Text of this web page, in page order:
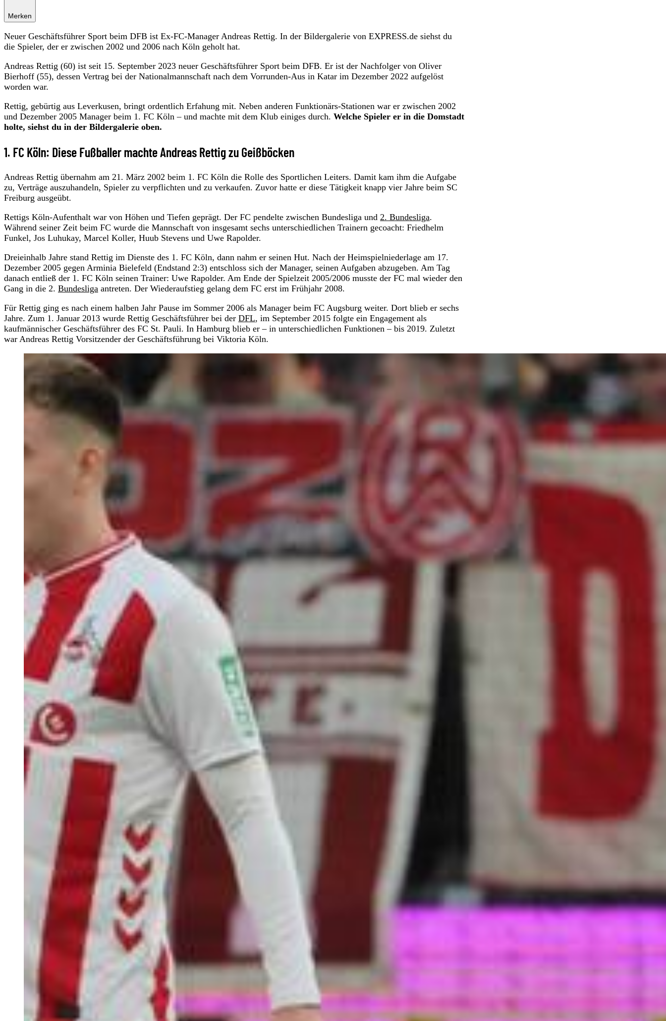
Merken
Neuer Geschäftsführer Sport beim DFB ist Ex-FC-Manager Andreas Rettig. In der Bildergalerie von EXPRESS.de siehst du
die Spieler, der er zwischen 2002 und 2006 nach Köln geholt hat.
Andreas Rettig (60) ist seit 15. September 2023 neuer Geschäftsführer Sport beim DFB. Er ist der Nachfolger von Oliver
Bierhoff (55), dessen Vertrag bei der Nationalmannschaft nach dem Vorrunden-Aus in Katar im Dezember 2022 aufgelöst
worden war.
Rettig, gebürtig aus Leverkusen, bringt ordentlich Erfahung mit. Neben anderen Funktionärs-Stationen war er zwischen 2002
und Dezember 2005 Manager beim 1. FC Köln – und machte mit dem Klub einiges durch. Welche Spieler er in die Domstadt
holte, siehst du in der Bildergalerie oben.
1. FC Köln: Diese Fußballer machte Andreas Rettig zu Geißböcken
Andreas Rettig übernahm am 21. März 2002 beim 1. FC Köln die Rolle des Sportlichen Leiters. Damit kam ihm die Aufgabe
zu, Verträge auszuhandeln, Spieler zu verpflichten und zu verkaufen. Zuvor hatte er diese Tätigkeit knapp vier Jahre beim SC
Freiburg ausgeübt.
Rettigs Köln-Aufenthalt war von Höhen und Tiefen geprägt. Der FC pendelte zwischen Bundesliga und 2. Bundesliga.
Während seiner Zeit beim FC wurde die Mannschaft von insgesamt sechs unterschiedlichen Trainern gecoacht: Friedhelm
Funkel, Jos Luhukay, Marcel Koller, Huub Stevens und Uwe Rapolder.
Dreieinhalb Jahre stand Rettig im Dienste des 1. FC Köln, dann nahm er seinen Hut. Nach der Heimspielniederlage am 17.
Dezember 2005 gegen Arminia Bielefeld (Endstand 2:3) entschloss sich der Manager, seinen Aufgaben abzugeben. Am Tag
danach entließ der 1. FC Köln seinen Trainer: Uwe Rapolder. Am Ende der Spielzeit 2005/2006 musste der FC mal wieder den
Gang in die 2. Bundesliga antreten. Der Wiederaufstieg gelang dem FC erst im Frühjahr 2008.
Für Rettig ging es nach einem halben Jahr Pause im Sommer 2006 als Manager beim FC Augsburg weiter. Dort blieb er sechs
Jahre. Zum 1. Januar 2013 wurde Rettig Geschäftsführer bei der DFL, im September 2015 folgte ein Engagement als
kaufmännischer Geschäftsführer des FC St. Pauli. In Hamburg blieb er – in unterschiedlichen Funktionen – bis 2019. Zuletzt
war Andreas Rettig Vorsitzender der Geschäftsführung bei Viktoria Köln.